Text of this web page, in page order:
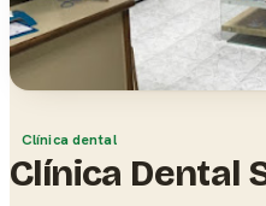
Clínica dental
Clínica Dental